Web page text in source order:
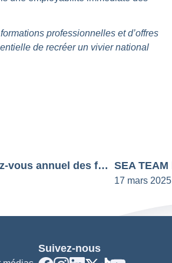
professionnelles et d’offres
de recréer un vivier national
CINav organise le rendez-vous annuel des formateurs et enseignants du maritime à Lorient
17 mars 2025
Suivez-nous